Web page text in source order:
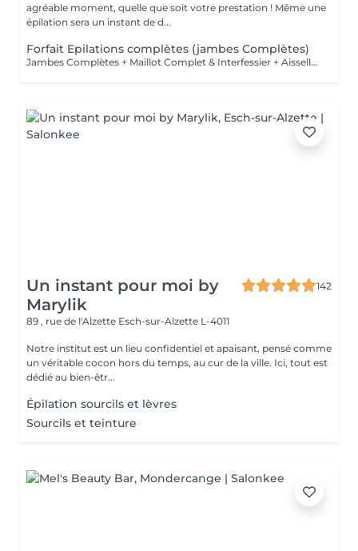
agréable moment, quelle que soit votre prestation ! Même une
épilation sera un instant de d...
Forfait Epilations complètes (jambes Complètes)
Jambes Complètes + Maillot Complet & Interfessier + Aisselles + Lèvre + Sourcils
Un instant pour moi by
Marylik
142
89 , rue de l'Alzette Esch-sur-Alzette L-4011
Notre institut est un lieu confidentiel et apaisant, pensé comme
un véritable cocon hors du temps, au cur de la ville. Ici, tout est
dédié au bien-êtr...
Épilation sourcils et lèvres
Sourcils et teinture